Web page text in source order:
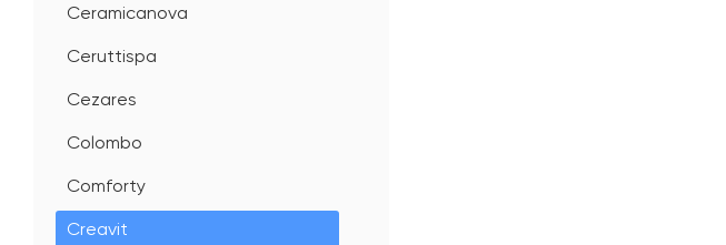
Ceramicanova
Ceruttispa
Cezares
Colombo
Comforty
Creavit